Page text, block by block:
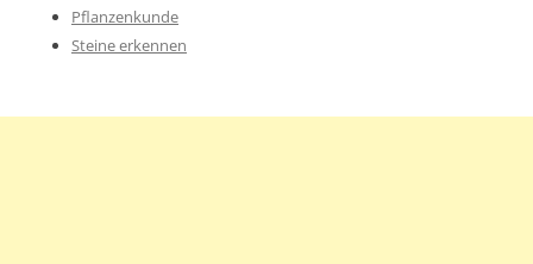
Pflanzenkunde
Steine erkennen